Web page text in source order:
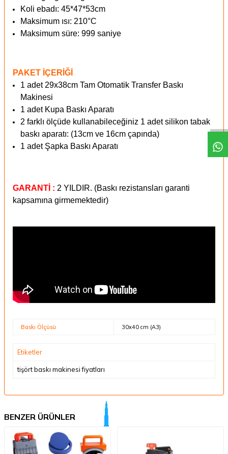
Koli ebadı: 45*47*53cm
Maksimum ısı: 210°C
Maksimum süre: 999 saniye
PAKET İÇERİĞİ
1 adet 29x38cm Tam Otomatik Transfer Baskı
Makinesi
1 adet Kupa Baskı Aparatı
2 farklı ölçüde kullanabileceğiniz 1 adet silikon tabak
baskı aparatı: (13cm ve 16cm çapında)
1 adet Şapka Baskı Aparatı
GARANTİ : 2 YILDIR. (Baskı rezistansları garanti
kapsamına girmemektedir)
Baskı Ölçüsü 30x40 cm (A3)
Etiketler
tişört baskı makinesi fiyatları
BENZER ÜRÜNLER